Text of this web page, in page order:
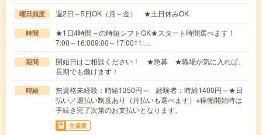
曜日頻度 週2日～5日OK（月～金） ★土日休みOK
時間
★1日4時間～の時短シフトOK★スタート時間選べます！
7:00～16:009:00～17:0011:…
期間
開始日はご相談ください！ ★急募 ★職場が気に入れば、
長期でも働けます！
時給
無資格未経験：時給1350円～ 経験者：時給1400円～★日
払い／週払い制度あり（月払いも選べます）※稼働開始時は
手続き完了次第のお支払いとなります。
交通費